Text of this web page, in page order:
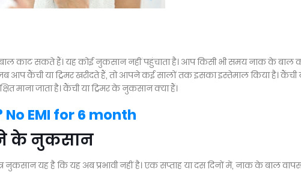
काट सकते हैं। यह कोई नुकसान नहीं पहुंचाता है। आप किसी भी समय नाक के बाल
कैंची या ट्रिमर खरीदते हैं, तो आपने कई सालों तक इसका इस्तेमाल किया है। कैंची
माना जाता है। कैंची या ट्रिमर के नुकसान क्या हैं।
EMI for 6 month
के नुकसान
यह है कि यह अब प्रभावी नहीं है। एक सप्ताह या दस दिनों में, नाक के बाल